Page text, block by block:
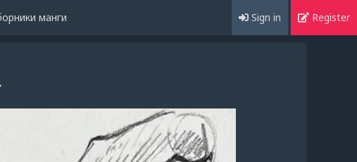
манги Sign in Register